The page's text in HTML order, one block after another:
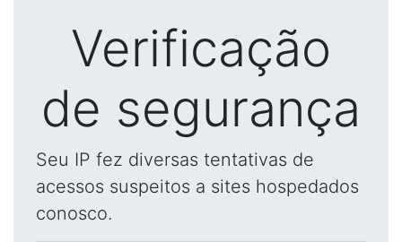
Verificação
de segurança
Seu IP fez diversas tentativas de
acessos suspeitos a sites hospedados
conosco.